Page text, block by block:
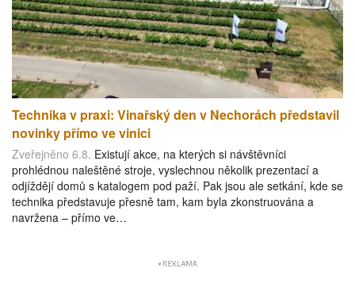
Technika v praxi: Vinařský den v Nechorách představil
novinky přímo ve vinici
Zveřejněno 6.8. Existují akce, na kterých si návštěvníci
prohlédnou naleštěné stroje, vyslechnou několik prezentací a
odjíždějí domů s katalogem pod paží. Pak jsou ale setkání, kde se
technika představuje přesně tam, kam byla zkonstruována a
navržena – přímo ve…